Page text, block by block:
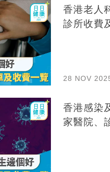
香港老人
診所收費
28 NOV
香港感染
家醫院、